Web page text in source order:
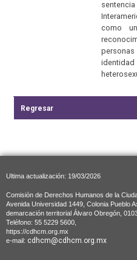
como
Regresar
Ultima actualización: 19/03/2026
Comisión de Derechos Humanos de la
Avenida Universidad 1449, Colonia Pueblo
demarcación territorial Álvaro Obregón,
Teléfono: 55 5229 5600,
https://cdhcm.org.mx
e-mail: cdhcm@cdhcm.org.mx